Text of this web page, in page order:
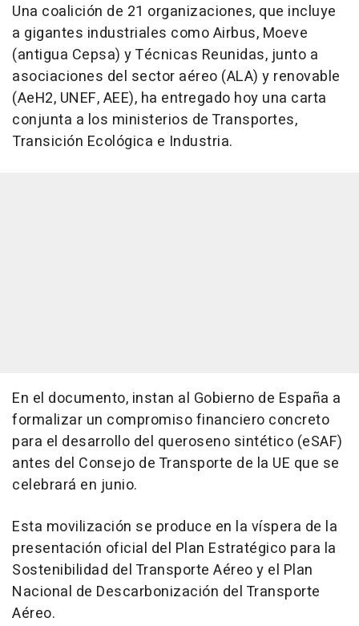
Una coalición de 21 organizaciones, que incluye
a gigantes industriales como Airbus, Moeve
(antigua Cepsa) y Técnicas Reunidas, junto a
asociaciones del sector aéreo (ALA) y renovable
(AeH2, UNEF, AEE), ha entregado hoy una carta
conjunta a los ministerios de Transportes,
Transición Ecológica e Industria.
En el documento, instan al Gobierno de España a
formalizar un compromiso financiero concreto
para el desarrollo del queroseno sintético (eSAF)
antes del Consejo de Transporte de la UE que se
celebrará en junio.
Esta movilización se produce en la víspera de la
presentación oficial del Plan Estratégico para la
Sostenibilidad del Transporte Aéreo y el Plan
Nacional de Descarbonización del Transporte
Aéreo.